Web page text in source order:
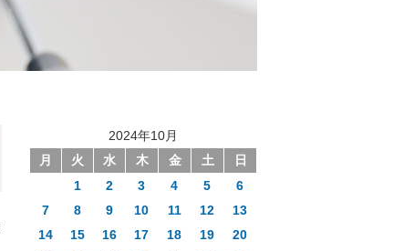
2024年10月
月
火 水 木 金 土
日
1
2 3 4 5
6
7
8 9 10 11 12
13
14
15 16 17 18 19
20